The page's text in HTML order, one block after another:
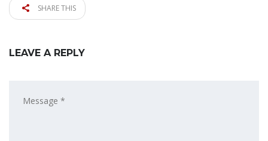
SHARE THIS
LEAVE A REPLY